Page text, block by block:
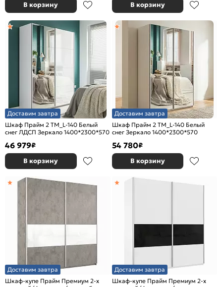
В корзину В корзину
Доставим завтра
Шкаф Прайм 2 TM_L-140 Белый
снег ЛДСП Зеркало 1400*2300*570
46 979₽
В корзину
Доставим завтра
Шкаф Прайм 2 TM_L-140 Белый
снег Зеркало 1400*2300*570
54 780₽
В корзину
Доставим завтра
Шкаф-купе Прайм Премиум 2-х
Доставим завтра
Шкаф-купе Прайм Премиум 2-х